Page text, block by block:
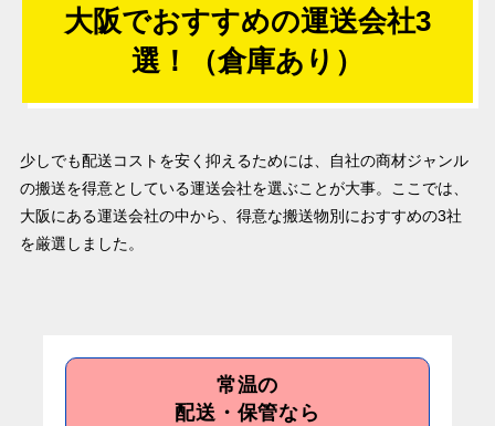
大阪でおすすめの運送会社3
選！（倉庫あり）
少しでも配送コストを安く抑えるためには、自社の商材ジャンル
の搬送を得意としている運送会社を選ぶことが大事。ここでは、
大阪にある運送会社の中から、得意な搬送物別におすすめの3社
を厳選しました。
常温の
配送・保管なら